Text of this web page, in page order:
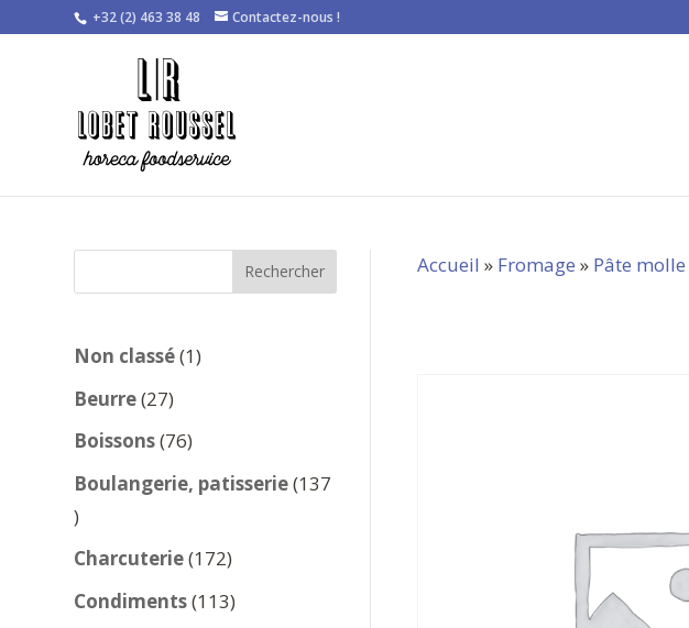
+32 (2) 463 38 48 Contactez-nous !
Rechercher
Non classé 11
Beurre 2727
produits
Boissons 7676
produits
Boulangerie, patisserie 137
137
produits
Charcuterie 172172
produits
Condiments 113113
Accueil » Fromage » Pâte molle